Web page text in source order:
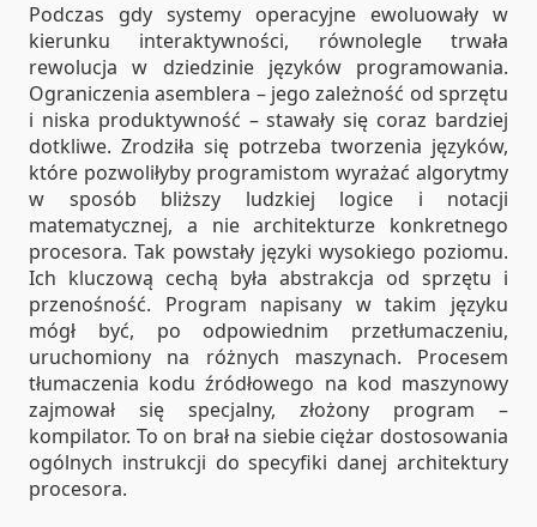
Podczas gdy systemy operacyjne ewoluowały w
kierunku interaktywności, równolegle trwała
rewolucja w dziedzinie języków programowania.
Ograniczenia asemblera – jego zależność od sprzętu
i niska produktywność – stawały się coraz bardziej
dotkliwe. Zrodziła się potrzeba tworzenia języków,
które pozwoliłyby programistom wyrażać algorytmy
w sposób bliższy ludzkiej logice i notacji
matematycznej, a nie architekturze konkretnego
procesora. Tak powstały języki wysokiego poziomu.
Ich kluczową cechą była abstrakcja od sprzętu i
przenośność. Program napisany w takim języku
mógł być, po odpowiednim przetłumaczeniu,
uruchomiony na różnych maszynach. Procesem
tłumaczenia kodu źródłowego na kod maszynowy
zajmował się specjalny, złożony program –
kompilator. To on brał na siebie ciężar dostosowania
ogólnych instrukcji do specyfiki danej architektury
procesora.